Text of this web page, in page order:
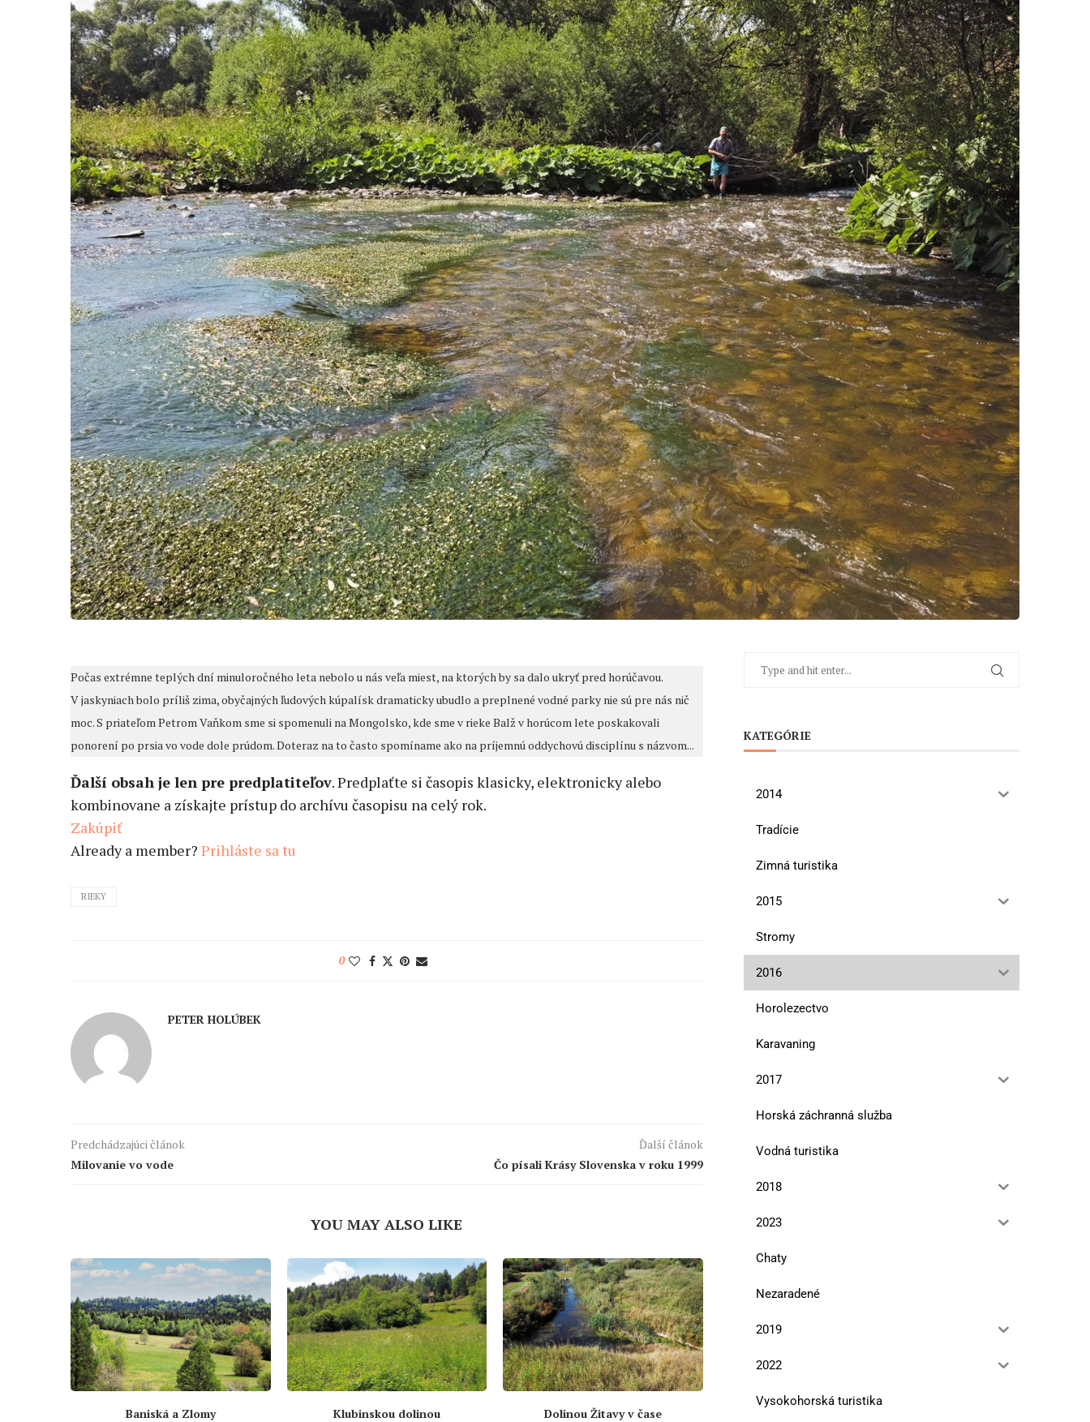
Počas extrémne teplých dní minuloročného leta nebolo u nás veľa miest, na ktorých by sa dalo ukryť pred horúčavou.
V jaskyniach bolo príliš zima, obyčajných ľudových kúpalísk dramaticky ubudlo a preplnené vodné parky nie sú pre nás nič
moc. S priateľom Petrom Vaňkom sme si spomenuli na Mongolsko, kde sme v rieke Balž v horúcom lete poskakovali
ponorení po prsia vo vode dole prúdom. Doteraz na to často spomíname ako na príjemnú oddychovú disciplínu s názvom...
Ďalší obsah je len pre predplatiteľov. Predplaťte si časopis klasicky, elektronicky alebo
kombinovane a získajte prístup do archívu časopisu na celý rok.
Zakúpiť
Already a member? Prihláste sa tu
RIEKY
0
PETER HOLÚBEK
Predchádzajúci článok
Milovanie vo vode
Ďalší článok
Čo písali Krásy Slovenska v roku 1999
YOU MAY ALSO LIKE
Baniská a Zlomy Klubinskou dolinou Dolinou Žitavy v čase
KATEGÓRIE
2014
Tradície
Zimná turistika
2015
Stromy
2016
Horolezectvo
Karavaning
2017
Horská záchranná služba
Vodná turistika
2018
2023
Chaty
Nezaradené
2019
2022
Vysokohorská turistika